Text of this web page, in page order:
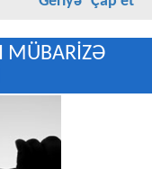
MÜBARİZƏ